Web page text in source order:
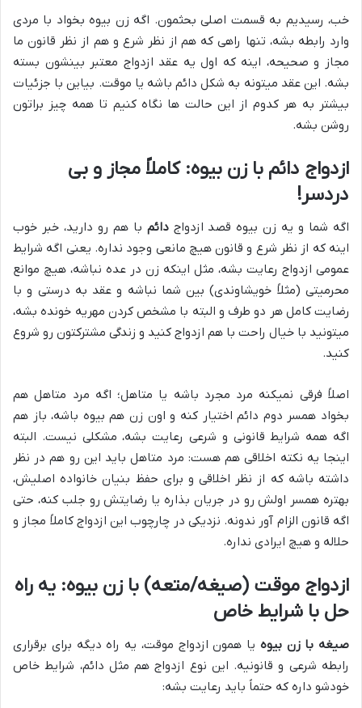
خب، رسیدیم به قسمت اصلی بحثمون. اگه زن بیوه بخواد با مردی
وارد رابطه بشه، تنها راهی که هم از نظر شرع و هم از نظر قانون ما
مجاز و صحیحه، اینه که اول یه عقد ازدواج معتبر بینشون بسته
بشه. این عقد میتونه به شکل دائم باشه یا موقت. بیاین با جزئیات
بیشتر به هر کدوم از این حالت ها نگاه کنیم تا همه چیز براتون
روشن بشه.
ازدواج دائم با زن بیوه: کاملاً مجاز و بی
دردسر!
اگه شما و یه زن بیوه قصد ازدواجدائم با هم رو دارید، خبر خوب
اینه که از نظر شرع و قانون هیچ مانعی وجود نداره. یعنی اگه شرایط
عمومی ازدواج رعایت بشه، مثل اینکه زن در عده نباشه، هیچ موانع
محرمیتی (مثلاً خویشاوندی) بین شما نباشه و عقد به درستی و با
رضایت کامل هر دو طرف و البته با مشخص کردن مهریه خونده بشه،
میتونید با خیال راحت با هم ازدواج کنید و زندگی مشترکتون رو شروع
کنید.
اصلاً فرقی نمیکنه مرد مجرد باشه یا متاهل؛ اگه مرد متاهل هم
بخواد همسر دوم دائم اختیار کنه و اون زن هم بیوه باشه، باز هم
اگه همه شرایط قانونی و شرعی رعایت بشه، مشکلی نیست. البته
اینجا یه نکته اخلاقی هم هست: مرد متاهل باید این رو هم در نظر
داشته باشه که از نظر اخلاقی و برای حفظ بنیان خانواده اصلیش،
بهتره همسر اولش رو در جریان بذاره یا رضایتش رو جلب کنه، حتی
اگه قانون الزام آور ندونه. نزدیکی در چارچوب این ازدواج کاملاً مجاز و
حلاله و هیچ ایرادی نداره.
ازدواج موقت (صیغه/متعه) با زن بیوه: یه راه
حل با شرایط خاص
صیغه با زن بیوه یا همون ازدواج موقت، یه راه دیگه برای برقراری
رابطه شرعی و قانونیه. این نوع ازدواج هم مثل دائم، شرایط خاص
خودشو داره که حتماً باید رعایت بشه: